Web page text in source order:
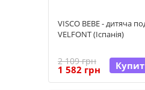
VISCO BEBE - дитяча
VELFONT (Іспанія)
2 109 грн
1 582 грн